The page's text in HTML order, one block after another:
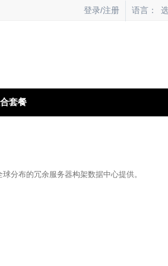
登录/注册 语言：
套餐
分布的冗余服务器构架数据中心提供。